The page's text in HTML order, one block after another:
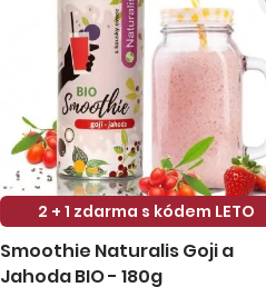
2 + 1 zdarma s kódem LETO
Smoothie Naturalis Goji a
Jahoda BIO - 180g